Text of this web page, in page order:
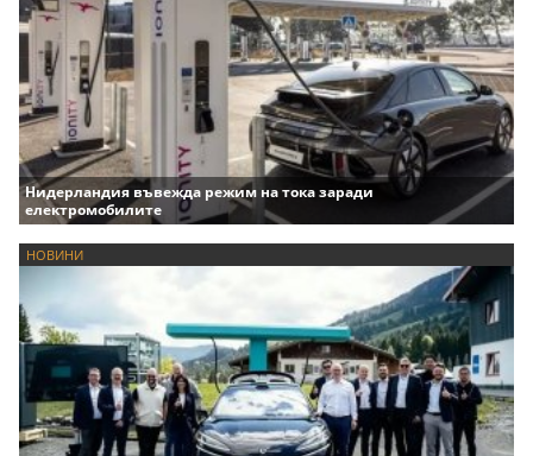
Нидерландия въвежда режим на тока заради
електромобилите
НОВИНИ